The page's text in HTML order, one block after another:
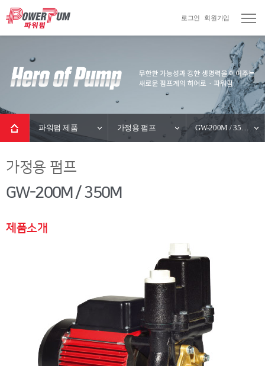
로그인 회원가입
파워펌 제품 가정용 펌프 GW-200M / 350M
가정용 펌프
GW-200M / 350M
제품소개